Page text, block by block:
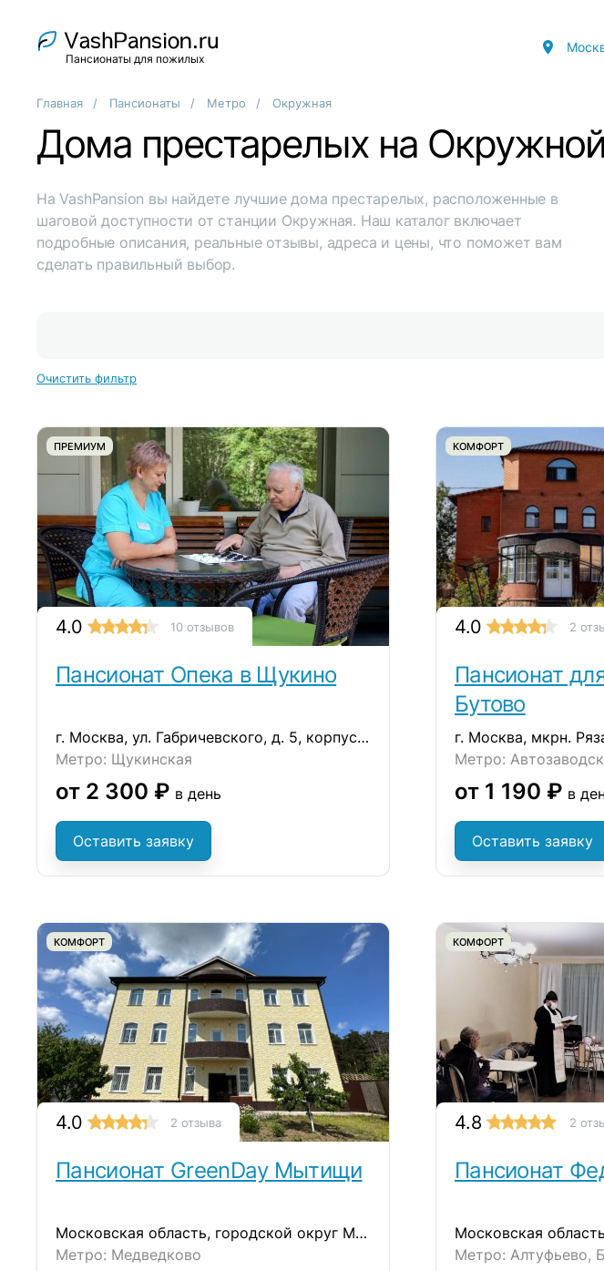
Пансионаты для пожилых
Главная Пансионаты Метро Окружная
Дома престарелых на Окружной
На VashPansion вы найдете лучшие дома престарелых, расположенные в
шаговой доступности от станции Окружная. Наш каталог включает
подробные описания, реальные отзывы, адреса и цены, что поможет вам
сделать правильный выбор.
Очистить фильтр
ПРЕМИУМ
4.0 10 отзывов
Пансионат Опека в Щукино
г. Москва, ул. Габричевского, д. 5, корпус 8
Метро: Щукинская
от 2 300 ₽ в день
Оставить заявку
КОМФОРТ
4.0 2
Пансионат
Бутово
от 1 190 ₽ в
Оставить заявку
КОМФОРТ
4.0 2 отзыва
Пансионат GreenDay Мытищи
Московская область, городской округ Мытищи, деревня Ульянково, ул. Окольная
Метро: Медведково
КОМФОРТ
4.8 2
Пансионат